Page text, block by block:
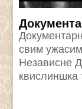
свим
Независне
квислиншка